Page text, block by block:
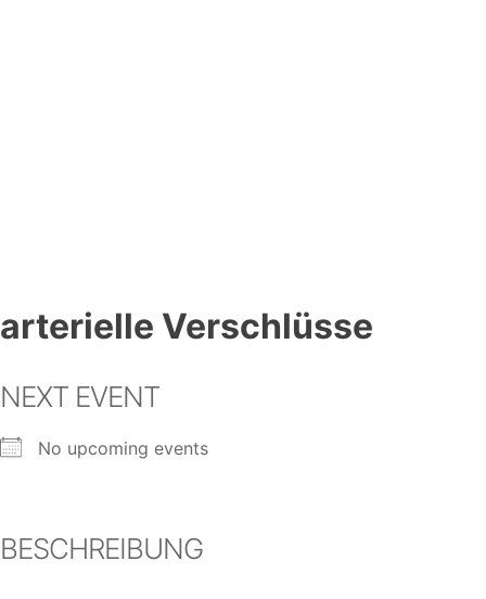
arterielle Verschlüsse
NEXT EVENT
No upcoming events
BESCHREIBUNG